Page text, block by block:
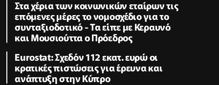
Στα χέρια των κοινωνικών εταίρων τις
επόμενες μέρες το νομοσχέδιο για το
συνταξιοδοτικό - Τα είπε με Κεραυνό
και Μουσιούττα ο Πρόεδρος
Eurostat: Σχεδόν 112 εκατ. ευρώ οι
κρατικές πιστώσεις για έρευνα και
ανάπτυξη στην Κύπρο